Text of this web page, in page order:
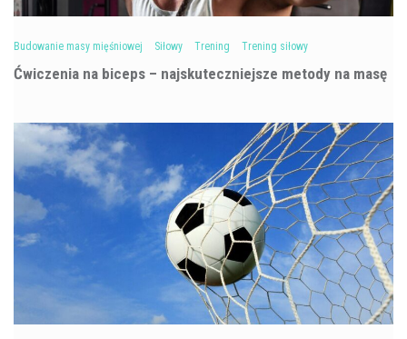
Budowanie masy mięśniowej Siłowy Trening Trening siłowy
Ćwiczenia na biceps – najskuteczniejsze metody na masę